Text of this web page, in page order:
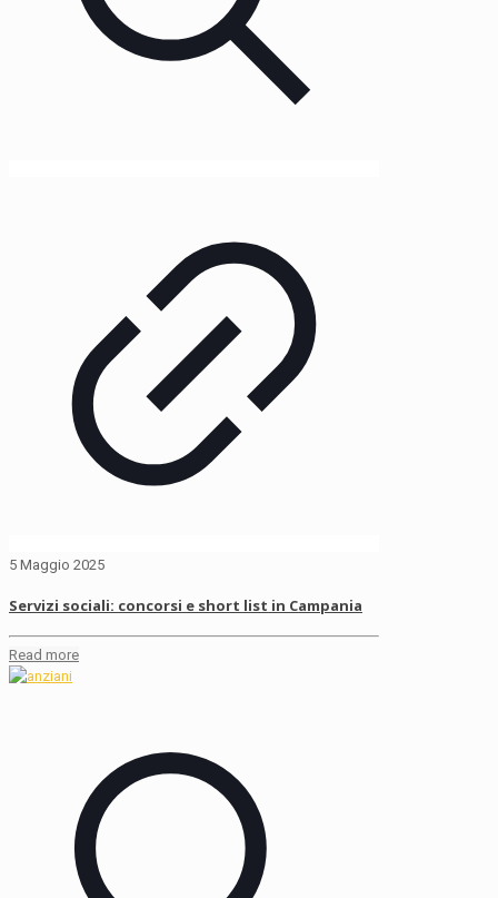
5 Maggio 2025
Servizi sociali: concorsi e short list in Campania
Read more